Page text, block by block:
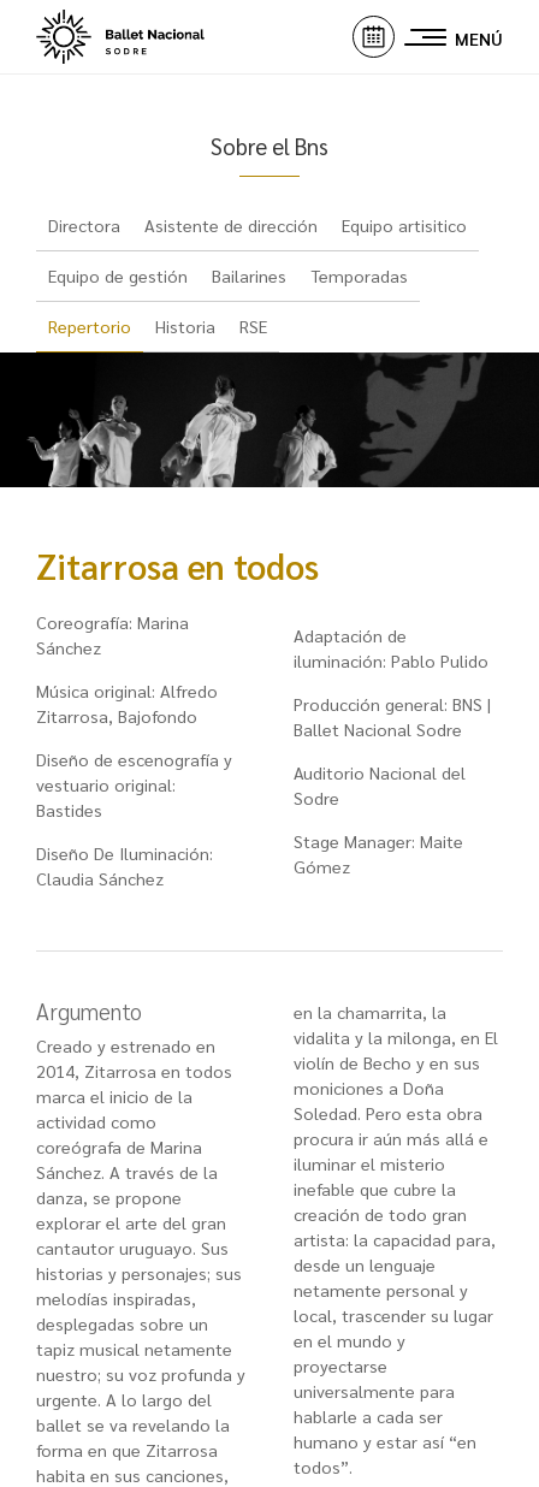
MENÚ
Sobre el Bns
Directora Asistente de dirección Equipo artisitico
Equipo de gestión Bailarines Temporadas
Repertorio Historia RSE
Zitarrosa en todos
Coreografía: Marina
Sánchez
Música original: Alfredo
Zitarrosa, Bajofondo
Diseño de escenografía y
vestuario original:
Bastides
Diseño De Iluminación:
Claudia Sánchez
Adaptación de
iluminación: Pablo Pulido
Producción general: BNS |
Ballet Nacional Sodre
Auditorio Nacional del
Sodre
Stage Manager: Maite
Gómez
Argumento
Creado y estrenado en
2014, Zitarrosa en todos
marca el inicio de la
actividad como
coreógrafa de Marina
Sánchez. A través de la
danza, se propone
explorar el arte del gran
cantautor uruguayo. Sus
historias y personajes; sus
melodías inspiradas,
desplegadas sobre un
tapiz musical netamente
nuestro; su voz profunda y
urgente. A lo largo del
ballet se va revelando la
forma en que Zitarrosa
habita en sus canciones,
en la chamarrita, la
vidalita y la milonga, en El
violín de Becho y en sus
moniciones a Doña
Soledad. Pero esta obra
procura ir aún más allá e
iluminar el misterio
inefable que cubre la
creación de todo gran
artista: la capacidad para,
desde un lenguaje
netamente personal y
local, trascender su lugar
en el mundo y
proyectarse
universalmente para
hablarle a cada ser
humano y estar así “en
todos”.